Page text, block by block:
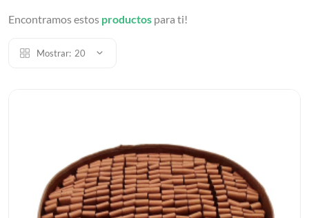
Encontramos estos productos para ti!
Mostrar: 20